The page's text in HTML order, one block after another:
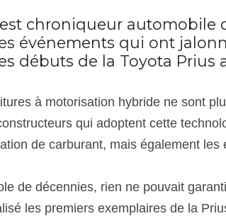
chroniqueur automobile
événements qui ont
débuts de la Toyota Prius
à motorisation hybride ne sont
qui adoptent cette
de carburant, mais également
de décennies, rien ne pouvait
les premiers exemplaires de la